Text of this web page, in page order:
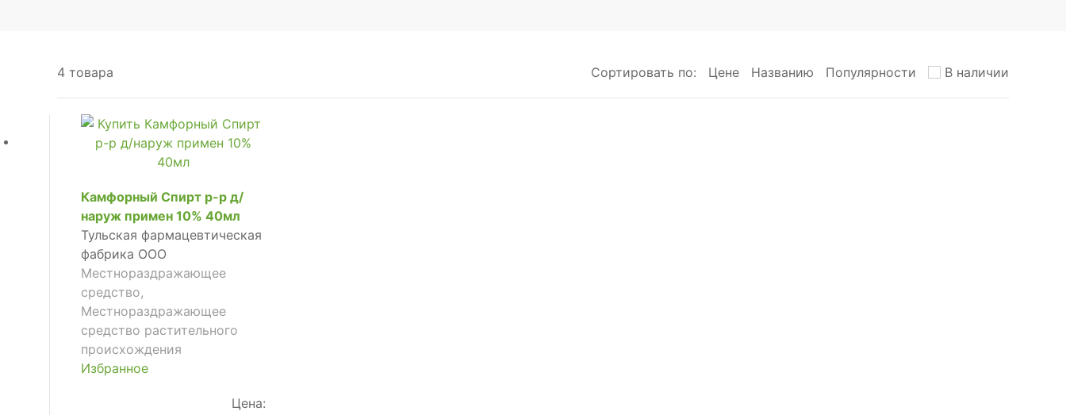
4 товара Сортировать по: Цене Названию Популярности В наличии
Камфорный Спирт р-р д/
наруж примен 10% 40мл
Тульская фармацевтическая
фабрика ООО
Местнораздражающее
средство,
Местнораздражающее
средство растительного
происхождения
Избранное
Цена: